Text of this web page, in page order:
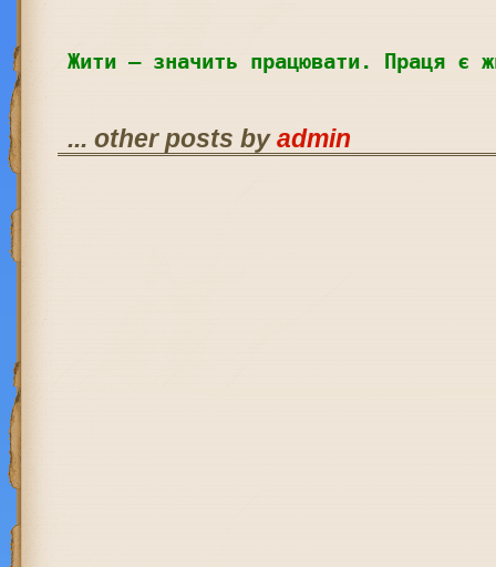
Жити – значить працювати. Праця є
... other posts byadmin